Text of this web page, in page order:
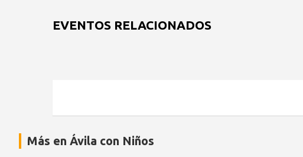
EVENTOS RELACIONADOS
Más en Ávila con Niños